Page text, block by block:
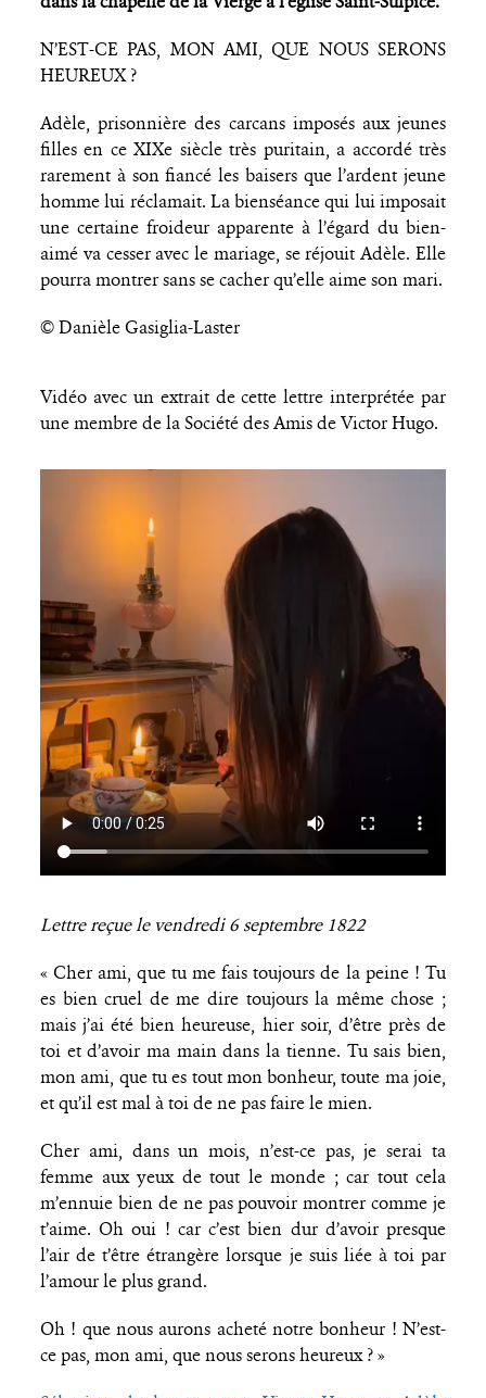
N’EST-CE PAS, MON AMI, QUE NOUS SERONS
HEUREUX ?
Adèle, prisonnière des carcans imposés aux jeunes
filles en ce XIXe siècle très puritain, a accordé très
rarement à son fiancé les baisers que l’ardent jeune
homme lui réclamait. La bienséance qui lui imposait
une certaine froideur apparente à l’égard du bien-
aimé va cesser avec le mariage, se réjouit Adèle. Elle
pourra montrer sans se cacher qu’elle aime son mari.
© Danièle Gasiglia-Laster
Vidéo avec un extrait de cette lettre interprétée par
une membre de la Société des Amis de Victor Hugo.
Lettre reçue le vendredi 6 septembre 1822
« Cher ami, que tu me fais toujours de la peine ! Tu
es bien cruel de me dire toujours la même chose ;
mais j’ai été bien heureuse, hier soir, d’être près de
toi et d’avoir ma main dans la tienne. Tu sais bien,
mon ami, que tu es tout mon bonheur, toute ma joie,
et qu’il est mal à toi de ne pas faire le mien.
Cher ami, dans un mois, n’est-ce pas, je serai ta
femme aux yeux de tout le monde ; car tout cela
m’ennuie bien de ne pas pouvoir montrer comme je
t’aime. Oh oui ! car c’est bien dur d’avoir presque
l’air de t’être étrangère lorsque je suis liée à toi par
l’amour le plus grand.
Oh ! que nous aurons acheté notre bonheur ! N’est-
ce pas, mon ami, que nous serons heureux ? »